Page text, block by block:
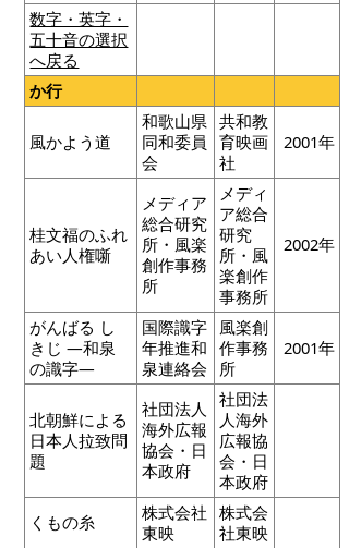
数字・英字・
五十音の選択
へ戻る
か行
風かよう道
和歌山県
同和委員
会
共和教
育映画
社
2001年
桂文福のふれ
あい人権噺
メディア
総合研究
所・風楽
創作事務
所
メディ
ア総合
研究
所・風
楽創作
事務所
2002年
がんばる し
きじ ―和泉
の識字―
国際識字
年推進和
泉連絡会
風楽創
作事務
所
2001年
北朝鮮による
日本人拉致問
題
社団法人
海外広報
協会・日
本政府
社団法
人海外
広報協
会・日
本政府
くもの糸
株式会社
東映
株式会
社東映